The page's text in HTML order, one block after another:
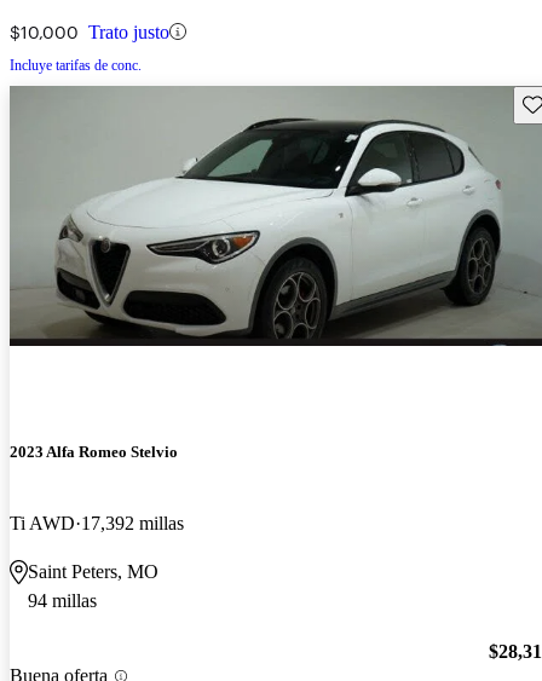
$10,000 Trato justo
Incluye tarifas de conc.
2023 Alfa Romeo Stelvio
Ti AWD 17,392 millas
Saint Peters, MO
94 millas
Buena oferta